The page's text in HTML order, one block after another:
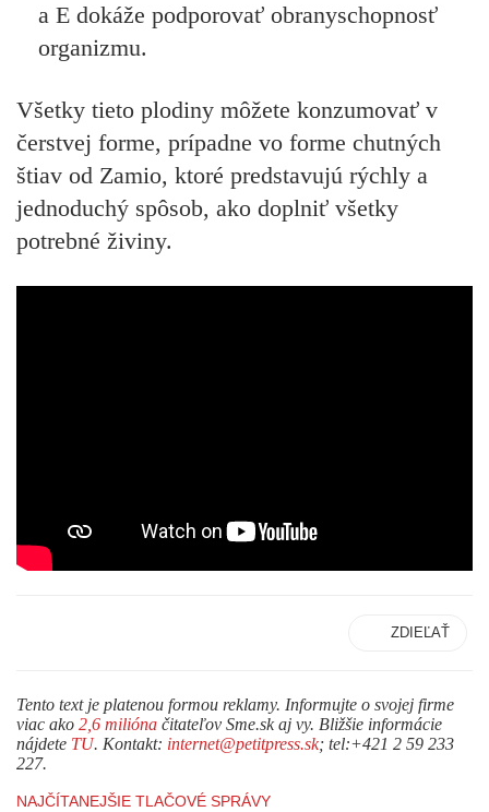
a E dokáže podporovať obranyschopnosť
organizmu.
Všetky tieto plodiny môžete konzumovať v
čerstvej forme, prípadne vo forme chutných
štiav od Zamio, ktoré predstavujú rýchly a
jednoduchý spôsob, ako doplniť všetky
potrebné živiny.
ZDIEĽAŤ
Tento text je platenou formou reklamy. Informujte o svojej firme
viac ako 2,6 milióna čitateľov Sme.sk aj vy. Bližšie informácie
nájdete TU. Kontakt: internet@petitpress.sk; tel:+421 2 59 233
227.
NAJČÍTANEJŠIE TLAČOVÉ SPRÁVY